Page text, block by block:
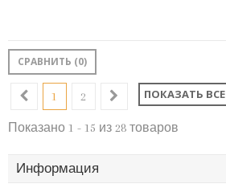
СРАВНИТЬ (0)
ПОКАЗАТЬ ВСЕ
1 2
Показано 1 - 15 из 28 товаров
Информация